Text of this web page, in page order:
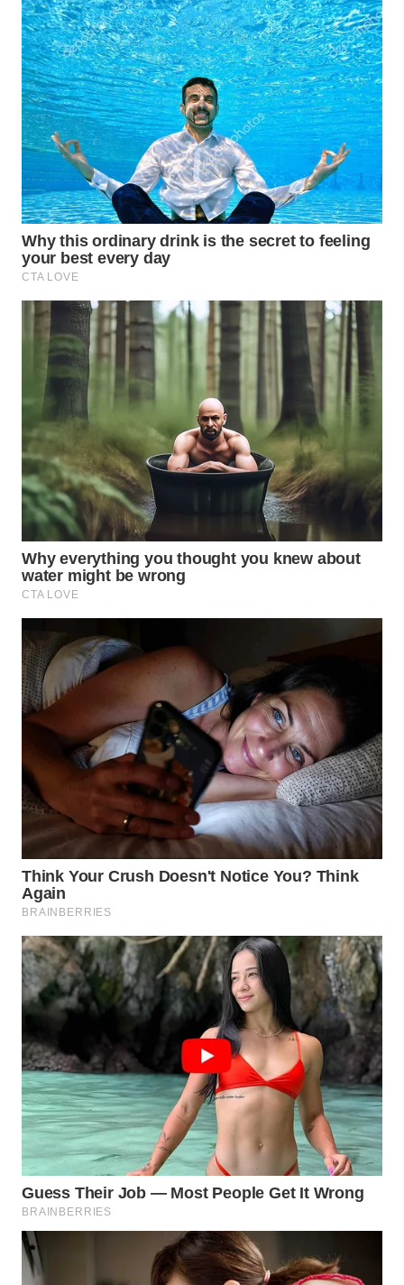
WN
TANGERANG
WN
BINJAI
WN
CIREBON
WN
INDRAMAYU
WN
WN
MAJALENGKA
SUBANG
WN
SUKABUMI
WN
PURWAKARTA
PRIANGAN
TIMUR
WN
SEMARANG
WN
SOLO
WN
BOROBUDUR
WN
MADURA
WN
SURABAYA
NATUNA
WN
BINTAN
WN
LIKUPANG